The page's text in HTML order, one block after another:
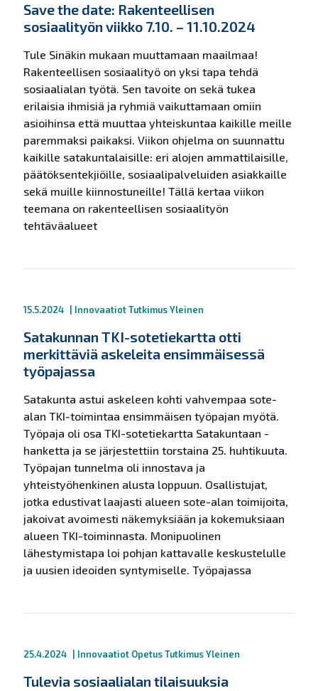
Save the date: Rakenteellisen
sosiaalityön viikko 7.10. – 11.10.2024
Tule Sinäkin mukaan muuttamaan maailmaa!
Rakenteellisen sosiaalityö on yksi tapa tehdä
sosiaalialan työtä. Sen tavoite on sekä tukea
erilaisia ihmisiä ja ryhmiä vaikuttamaan omiin
asioihinsa että muuttaa yhteiskuntaa kaikille meille
paremmaksi paikaksi. Viikon ohjelma on suunnattu
kaikille satakuntalaisille: eri alojen ammattilaisille,
päätöksentekjiöille, sosiaalipalveluiden asiakkaille
sekä muille kiinnostuneille! Tällä kertaa viikon
teemana on rakenteellisen sosiaalityön
tehtäväalueet
15.5.2024 InnovaatiotTutkimusYleinen
Satakunnan TKI-sotetiekartta otti
merkittäviä askeleita ensimmäisessä
työpajassa
Satakunta astui askeleen kohti vahvempaa sote-
alan TKI-toimintaa ensimmäisen työpajan myötä.
Työpaja oli osa TKI-sotetiekartta Satakuntaan -
hanketta ja se järjestettiin torstaina 25. huhtikuuta.
Työpajan tunnelma oli innostava ja
yhteistyöhenkinen alusta loppuun. Osallistujat,
jotka edustivat laajasti alueen sote-alan toimijoita,
jakoivat avoimesti näkemyksiään ja kokemuksiaan
alueen TKI-toiminnasta. Monipuolinen
lähestymistapa loi pohjan kattavalle keskustelulle
ja uusien ideoiden syntymiselle. Työpajassa
25.4.2024 Innovaatiot OpetusTutkimusYleinen
Tulevia sosiaalialan tilaisuuksia